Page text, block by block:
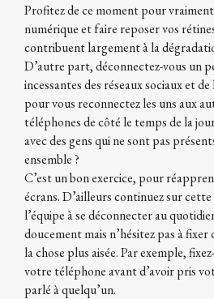
Profitez de ce moment pour
numérique et faire reposer vos
contribuent largement à la
D’autre part, déconnectez-vous un
incessantes des réseaux sociaux et
pour vous reconnectez les uns aux
téléphones de côté le temps de la
avec des gens qui ne sont pas
ensemble ?
C’est un bon exercice, pour
écrans. D’ailleurs continuez sur
l’équipe à se déconnecter au
doucement mais n’hésitez pas à
la chose plus aisée. Par exemple,
votre téléphone avant d’avoir pris
parlé à quelqu’un.